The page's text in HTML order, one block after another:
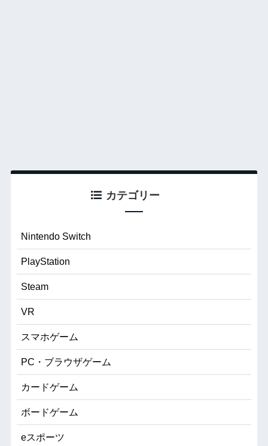
カテゴリー
Nintendo Switch
PlayStation
Steam
VR
スマホゲーム
PC・ブラウザゲーム
カードゲーム
ボードゲーム
eスポーツ